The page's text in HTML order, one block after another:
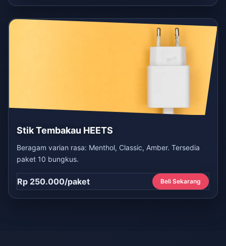
Stik Tembakau HEETS
Beragam varian rasa: Menthol, Classic, Amber. Tersedia
paket 10 bungkus.
Rp 250.000/paket Beli Sekarang